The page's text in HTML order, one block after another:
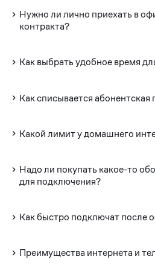
Нужно ли лично приехать в
контракта?
Как выбрать удобное время
Как списывается абонентская
Какой лимит у домашнего
Надо ли покупать какое-то
для подключения?
Как быстро подключат после
Преимущества интернета и